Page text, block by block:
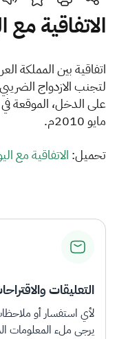
اقتراحات
الزكاة
الإقرار الضريبي
الاتفاقية مع
اتفاقية بين المملكة
لتجنب الازدواج
مايو 2010م.
تحميل: الا​تفاقية مع
التعليقات
لأي استفسار أو
يرجى ملء المعلومات